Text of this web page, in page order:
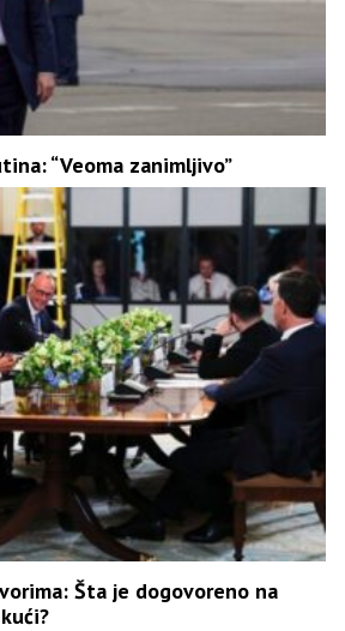
“Veoma zanimljivo”
Šta je dogovoreno na